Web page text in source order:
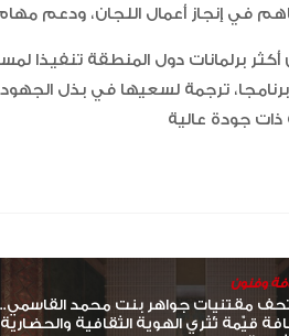
برلمانات دول المنطقة تنفيذا
قرابة “ 43 ”برنامجا، ترجمة لسعيها
وفنون
مقتنيات جواهر بنت محمد القاسمي..
قيّمة تُثري الهوية الثقافية والحضارية